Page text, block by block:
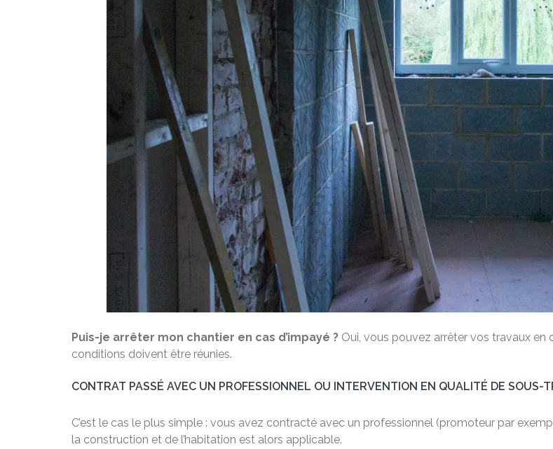
Puis-je arrêter mon chantier en cas d’impayé ? Oui, vous pouvez arrêter vos travaux en
conditions doivent être réunies.
CONTRAT PASSÉ AVEC UN PROFESSIONNEL OU INTERVENTION EN QUALITÉ DE SOUS-
C’est le cas le plus simple : vous avez contracté avec un professionnel (promoteur par
la construction et de l’habitation est alors applicable.